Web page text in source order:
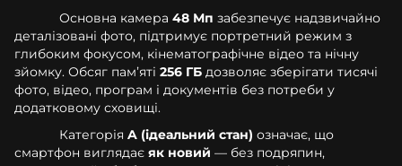
Основна камера 48 Мп забезпечує надзвичайно
деталізовані фото, підтримує портретний режим з
глибоким фокусом, кінематографічне відео та нічну
зйомку. Обсяг памʼяті 256 ГБ дозволяє зберігати тисячі
фото, відео, програм і документів без потреби у
додатковому сховищі.
Категорія A (ідеальний стан) означає, що
смартфон виглядає як новий — без подряпин,